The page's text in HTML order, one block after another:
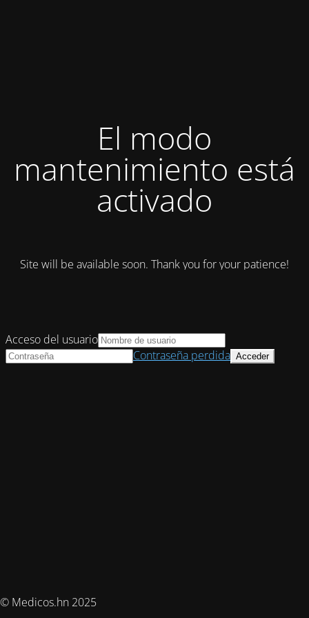
El modo
mantenimiento está
activado
Site will be available soon. Thank you for your patience!
© Medicos.hn 2025
Acceso del usuario
Contraseña perdida